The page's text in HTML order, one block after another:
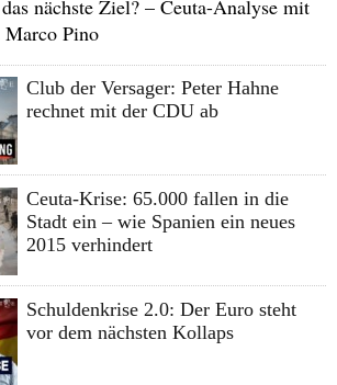
nächste Ziel? – Ceuta-Analyse mit
Pino
Club der Versager: Peter Hahne
rechnet mit der CDU ab
Ceuta-Krise: 65.000 fallen in die
Stadt ein – wie Spanien ein neues
2015 verhindert
Schuldenkrise 2.0: Der Euro steht
vor dem nächsten Kollaps